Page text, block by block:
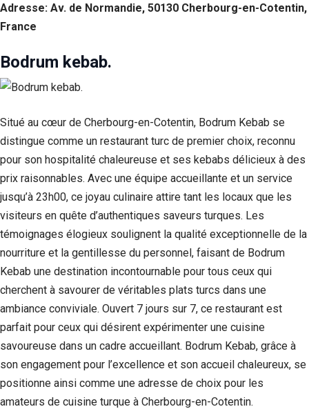
Adresse: Av. de Normandie, 50130 Cherbourg-en-Cotentin,
France
Bodrum kebab.
Situé au cœur de Cherbourg-en-Cotentin, Bodrum Kebab se
distingue comme un restaurant turc de premier choix, reconnu
pour son hospitalité chaleureuse et ses kebabs délicieux à des
prix raisonnables. Avec une équipe accueillante et un service
jusqu’à 23h00, ce joyau culinaire attire tant les locaux que les
visiteurs en quête d’authentiques saveurs turques. Les
témoignages élogieux soulignent la qualité exceptionnelle de la
nourriture et la gentillesse du personnel, faisant de Bodrum
Kebab une destination incontournable pour tous ceux qui
cherchent à savourer de véritables plats turcs dans une
ambiance conviviale. Ouvert 7 jours sur 7, ce restaurant est
parfait pour ceux qui désirent expérimenter une cuisine
savoureuse dans un cadre accueillant. Bodrum Kebab, grâce à
son engagement pour l’excellence et son accueil chaleureux, se
positionne ainsi comme une adresse de choix pour les
amateurs de cuisine turque à Cherbourg-en-Cotentin.